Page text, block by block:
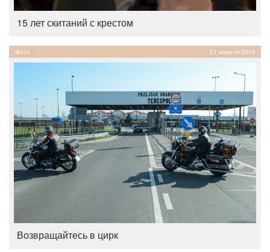
15 лет скитаний с крестом
Фото 27 апреля 2015
Возвращайтесь в цирк